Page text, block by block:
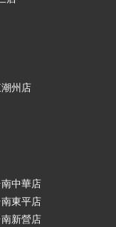
州店
中華店
東平店
新營店